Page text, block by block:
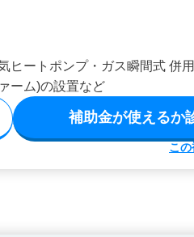
ヒートポンプ・ガス瞬間式 併
ーム)の設置など
補助金が使えるか
こ